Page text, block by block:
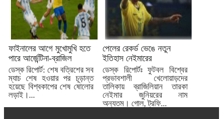
ফাইনালের আগে মুখোমুখি হতে
পারে আর্জেন্টিনা-ব্রাজিল
ডেস্ক রিপোর্ট: শেষ বত্রিশের সব
ম্যাচ শেষ হওয়ার পর চূড়ান্ত
হয়েছে বিশ্বকাপের শেষ ষোলোর
লড়াই।...
পেলের রেকর্ড ভেঙে নতুন
ইতিহাস নেইমারের
ডেস্ক রিপোর্টঃ ফুটবল বিশ্বের
প্রভাবশালী খেলোয়াড়দের
তালিকায় ব্রাজিলিয়ান তারকা
নেইমার জুনিয়রের নাম
অন্যতম। গোল, ট্রফি...